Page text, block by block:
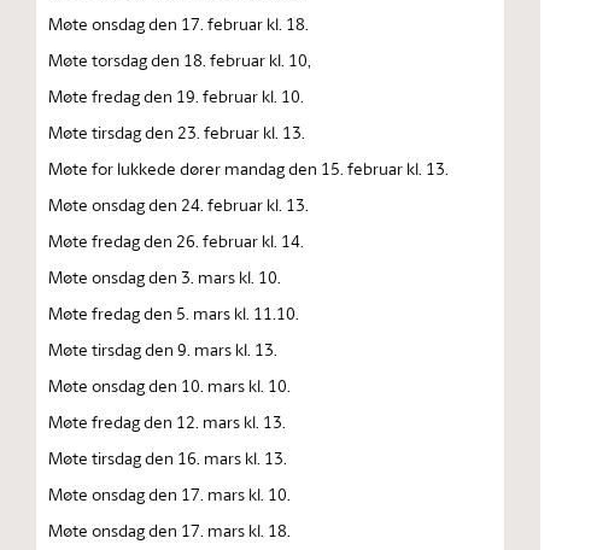
Møte onsdag den 17. februar kl. 18.
Møte torsdag den 18. februar kl. 10,
Møte fredag den 19. februar kl. 10.
Møte tirsdag den 23. februar kl. 13.
Møte for lukkede dører mandag den 15. februar kl. 13.
Møte onsdag den 24. februar kl. 13.
Møte fredag den 26. februar kl. 14.
Møte onsdag den 3. mars kl. 10.
Møte fredag den 5. mars kl. 11.10.
Møte tirsdag den 9. mars kl. 13.
Møte onsdag den 10. mars kl. 10.
Møte fredag den 12. mars kl. 13.
Møte tirsdag den 16. mars kl. 13.
Møte onsdag den 17. mars kl. 10.
Møte onsdag den 17. mars kl. 18.